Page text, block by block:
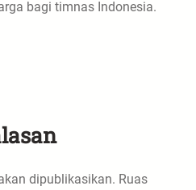
bagi timnas Indonesia.
dipublikasikan. Ruas